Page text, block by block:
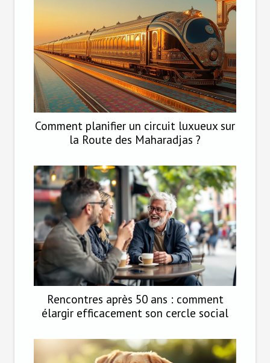
Comment planifier un circuit luxueux sur
la Route des Maharadjas ?
Rencontres après 50 ans : comment
élargir efficacement son cercle social